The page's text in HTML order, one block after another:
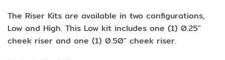
The Riser Kits are available in two configurations,
Low and High. This Low kit includes one (1) 0.25″
cheek riser and one (1) 0.50″ cheek riser.